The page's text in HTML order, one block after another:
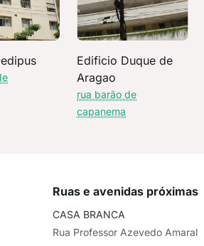
Edificio Duque de
Aragao
rua barão de
capanema
Ruas e avenidas próximas
CASA BRANCA
Rua Professor Azevedo Amaral